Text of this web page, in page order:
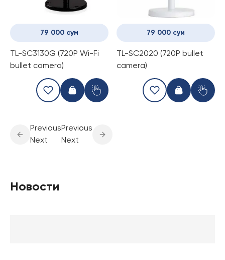
79 000 сум
TL-SC3130G (720P Wi-Fi
bullet camera)
79 000 сум
TL-SC2020 (720P bullet
camera)
Previous
Next
Previous
Next
Новости